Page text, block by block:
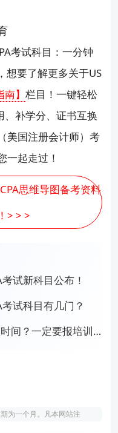
考试科目：一分钟
想要了解更多关于US
南】栏目！一键轻松
、补学分、证书互换
美国注册会计师）考
一起走过！
思维导图备考资料
> > >
试新科目公布！
试科目有几门？
一定要报培训班吗？
为一个月。凡本网站注